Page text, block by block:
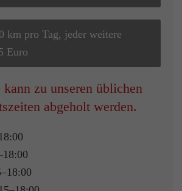
km pro Tag, jeder weitere
Euro
zu unseren üblichen
abgeholt werden.